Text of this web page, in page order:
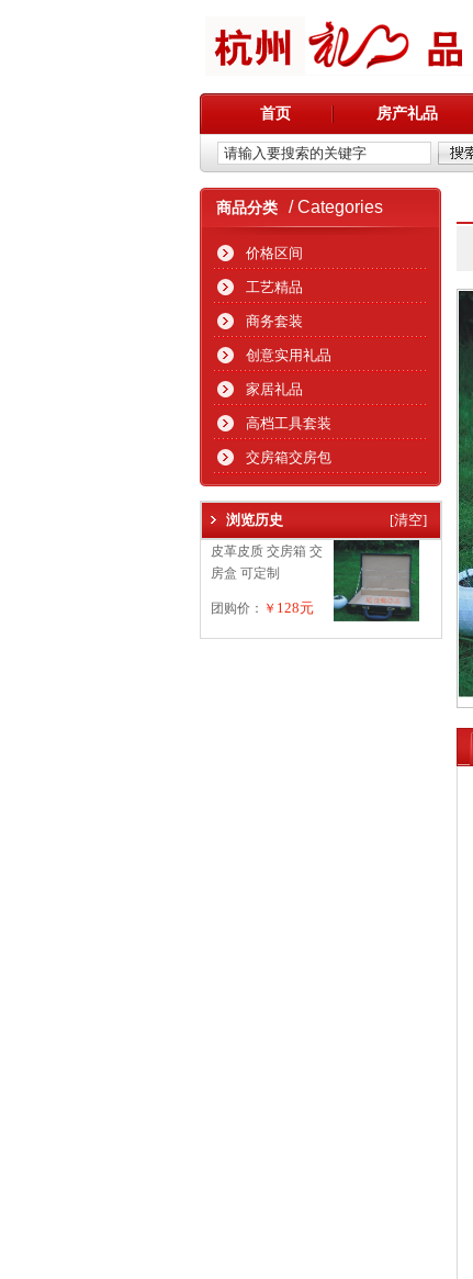
首页 房产礼品
商品分类 / Categories
价格区间
工艺精品
商务套装
创意实用礼品
家居礼品
高档工具套装
交房箱交房包
[清空]
浏览历史
皮革皮质 交房箱 交
房盒 可定制
团购价： ￥ 128元